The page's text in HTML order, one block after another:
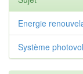
Energie
Système